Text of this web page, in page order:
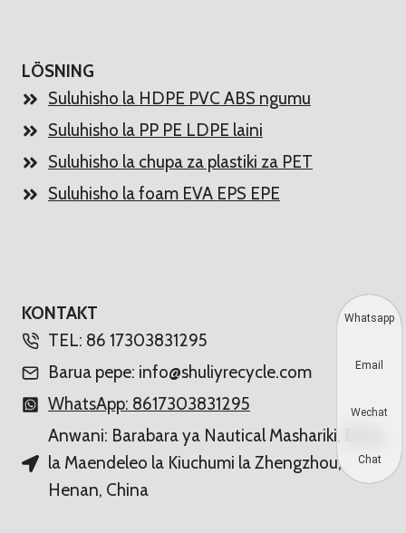
LÖSNING
Suluhisho la HDPE PVC ABS ngumu
Suluhisho la PP PE LDPE laini
Suluhisho la chupa za plastiki za PET
Suluhisho la foam EVA EPS EPE
KONTAKT
TEL: 86 17303831295
Barua pepe: info@shuliyrecycle.com
WhatsApp: 8617303831295
Anwani: Barabara ya Nautical Mashariki, Eneo
la Maendeleo la Kiuchumi la Zhengzhou,
Henan, China
Whatsapp
Email
Wechat
Chat